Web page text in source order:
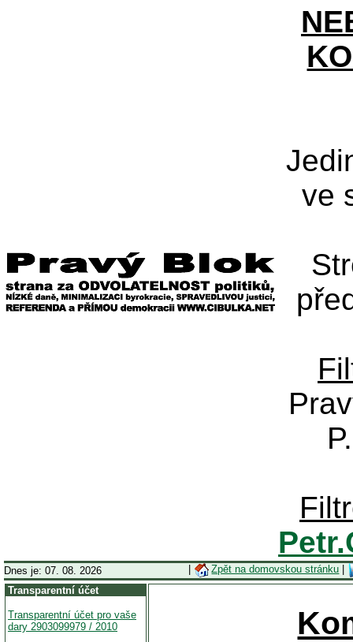
ve
Dnes je: 07. 08. 2026 Zpět na domovskou stránku
Transparentní účet
Transparentní účet pro vaše
dary 2903099979 / 2010